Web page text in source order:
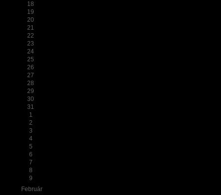
18
19
20
21
22
23
24
25
26
27
28
29
30
31
1
2
3
4
5
6
7
8
9
Február